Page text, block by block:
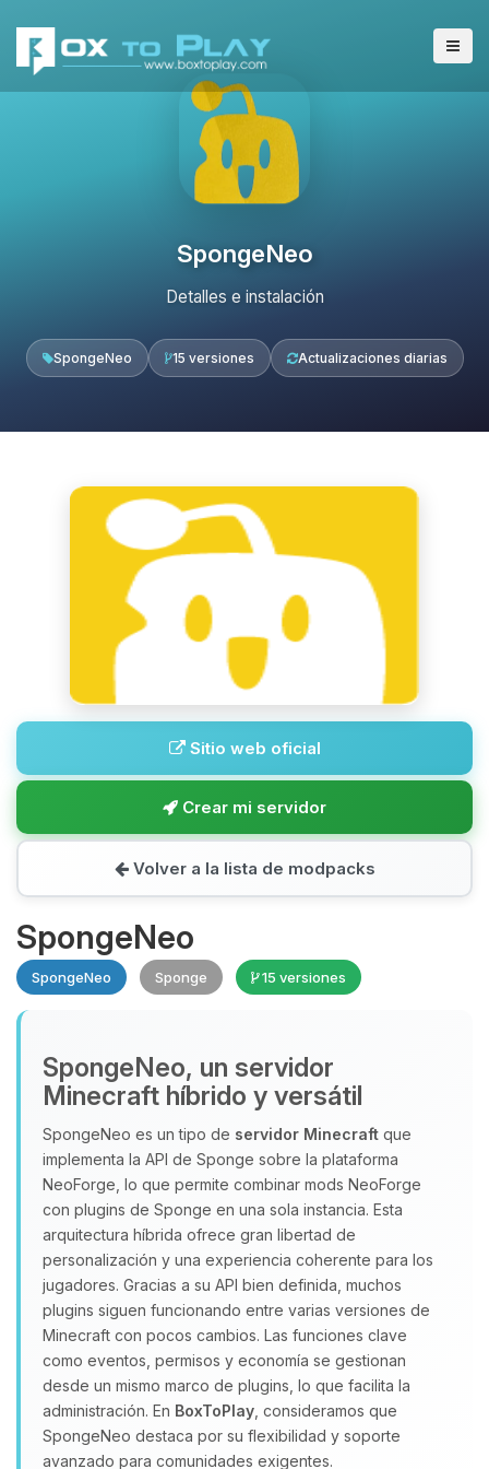
SpongeNeo
Detalles e instalación
SpongeNeo 15 versiones Actualizaciones diarias
Sitio web oficial
Crear mi servidor
Volver a la lista de modpacks
SpongeNeo
SpongeNeo Sponge 15 versiones
SpongeNeo, un servidor
Minecraft híbrido y versátil
SpongeNeo es un tipo de servidor Minecraft que
implementa la API de Sponge sobre la plataforma
NeoForge, lo que permite combinar mods NeoForge
con plugins de Sponge en una sola instancia. Esta
arquitectura híbrida ofrece gran libertad de
personalización y una experiencia coherente para los
jugadores. Gracias a su API bien definida, muchos
plugins siguen funcionando entre varias versiones de
Minecraft con pocos cambios. Las funciones clave
como eventos, permisos y economía se gestionan
desde un mismo marco de plugins, lo que facilita la
administración. En BoxToPlay , consideramos que
SpongeNeo destaca por su flexibilidad y soporte
avanzado para comunidades exigentes.
Yupi, por fin alguien con quien
hablar! Soy Choupy, tu pequeno
asistente de BoxToPlay. Cuentame
que necesitas y moveré mis
pequenos circuitos para ayudarte.
07/08/2026 19:30